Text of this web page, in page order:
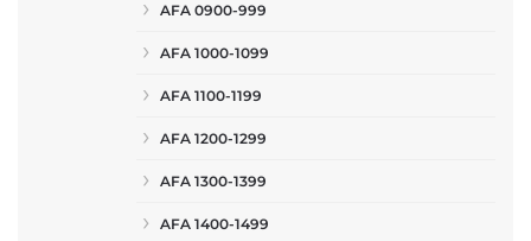
AFA 0900-999
AFA 1000-1099
AFA 1100-1199
AFA 1200-1299
AFA 1300-1399
AFA 1400-1499